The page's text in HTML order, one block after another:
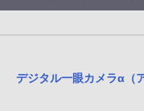
デジタル一眼カメラα（